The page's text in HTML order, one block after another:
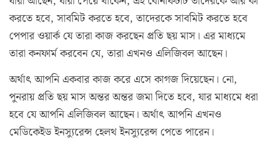
করতে হবে, সাবমিট করতে হবে, তাদেরকে সাবমিট করতে হবে
পেপার ওয়ার্ক যে তারা কাজ করছেন প্রতি ছয় মাস। এর মাধ্যমে
তারা কনফার্ম করবেন যে, তারা এখনও এলিজিবল আছেন।
অর্থাৎ আপনি একবার কাজ করে এসে কাগজ দিয়েছেন। নো,
পুনরায় প্রতি ছয় মাস অন্তর অন্তর জমা দিতে হবে, যার মাধ্যমে ধরা
হবে যে আপনি এলিজিবল আছেন। অর্থাৎ আপনি এখনও
মেডিকেইড ইনস্যুরেন্স হেলথ ইনস্যুরেন্স পেতে পারেন।